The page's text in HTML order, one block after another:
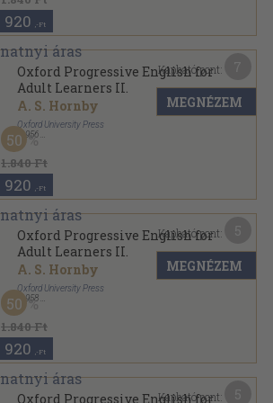
920 ,-Ft
Oxford Progressive English for
Adult Learners II.
A. S. Hornby
Oxford University Press
, 1956
Fűzött papírkötés
1.840 Ft
50
920 ,-Ft
Kapható pont:
MEGNÉZEM
Oxford Progressive English for
Adult Learners II.
A. S. Hornby
Oxford University Press
, 1958
Fűzött papírkötés
1.840 Ft
50
920 ,-Ft
Kapható pont:
MEGNÉZEM
Oxford Progressive English for
Kapható pont: